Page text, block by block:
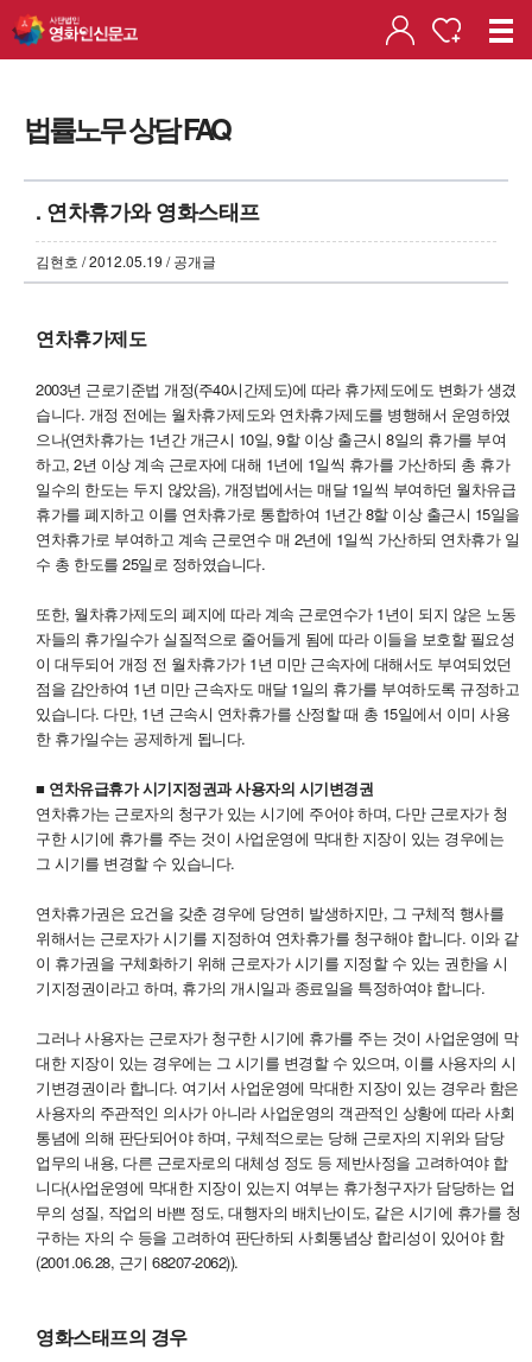
법률노무 상담 FAQ
. 연차휴가와 영화스태프
김현호 / 2012.05.19 / 공개글
연차휴가제도
2003년 근로기준법 개정(주40시간제도)에 따라 휴가제도에도 변화가 생겼
습니다. 개정 전에는 월차휴가제도와 연차휴가제도를 병행해서 운영하였
으나(연차휴가는 1년간 개근시 10일, 9할 이상 출근시 8일의 휴가를 부여
하고, 2년 이상 계속 근로자에 대해 1년에 1일씩 휴가를 가산하되 총 휴가
일수의 한도는 두지 않았음), 개정법에서는 매달 1일씩 부여하던 월차유급
휴가를 폐지하고 이를 연차휴가로 통합하여 1년간 8할 이상 출근시 15일을
연차휴가로 부여하고 계속 근로연수 매 2년에 1일씩 가산하되 연차휴가 일
수 총 한도를 25일로 정하였습니다.
또한, 월차휴가제도의 폐지에 따라 계속 근로연수가 1년이 되지 않은 노동
자들의 휴가일수가 실질적으로 줄어들게 됨에 따라 이들을 보호할 필요성
이 대두되어 개정 전 월차휴가가 1년 미만 근속자에 대해서도 부여되었던
점을 감안하여 1년 미만 근속자도 매달 1일의 휴가를 부여하도록 규정하고
있습니다. 다만, 1년 근속시 연차휴가를 산정할 때 총 15일에서 이미 사용
한 휴가일수는 공제하게 됩니다.
■ 연차유급휴가 시기지정권과 사용자의 시기변경권
연차휴가는 근로자의 청구가 있는 시기에 주어야 하며, 다만 근로자가 청
구한 시기에 휴가를 주는 것이 사업운영에 막대한 지장이 있는 경우에는
그 시기를 변경할 수 있습니다.
연차휴가권은 요건을 갖춘 경우에 당연히 발생하지만, 그 구체적 행사를
위해서는 근로자가 시기를 지정하여 연차휴가를 청구해야 합니다. 이와 같
이 휴가권을 구체화하기 위해 근로자가 시기를 지정할 수 있는 권한을 시
기지정권이라고 하며, 휴가의 개시일과 종료일을 특정하여야 합니다.
그러나 사용자는 근로자가 청구한 시기에 휴가를 주는 것이 사업운영에 막
대한 지장이 있는 경우에는 그 시기를 변경할 수 있으며, 이를 사용자의 시
기변경권이라 합니다. 여기서 사업운영에 막대한 지장이 있는 경우라 함은
사용자의 주관적인 의사가 아니라 사업운영의 객관적인 상황에 따라 사회
통념에 의해 판단되어야 하며, 구체적으로는 당해 근로자의 지위와 담당
업무의 내용, 다른 근로자로의 대체성 정도 등 제반사정을 고려하여야 합
니다(사업운영에 막대한 지장이 있는지 여부는 휴가청구자가 담당하는 업
무의 성질, 작업의 바쁜 정도, 대행자의 배치난이도, 같은 시기에 휴가를 청
구하는 자의 수 등을 고려하여 판단하되 사회통념상 합리성이 있어야 함
(2001.06.28, 근기 68207-2062)).
영화스태프의 경우